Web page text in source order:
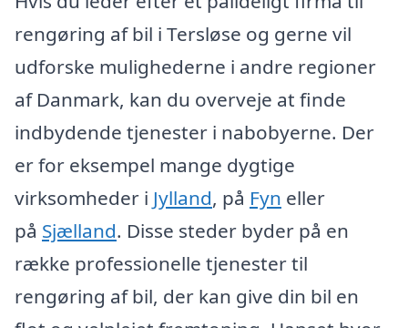
rengøring af bil i Tersløse og gerne vil
udforske mulighederne i andre regioner
af Danmark, kan du overveje at finde
indbydende tjenester i nabobyerne. Der
er for eksempel mange dygtige
virksomheder i Jylland, på Fyn eller
på Sjælland. Disse steder byder på en
række professionelle tjenester til
rengøring af bil, der kan give din bil en